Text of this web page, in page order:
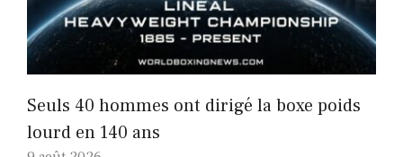
Seuls 40 hommes ont dirigé la boxe poids
lourd en 140 ans